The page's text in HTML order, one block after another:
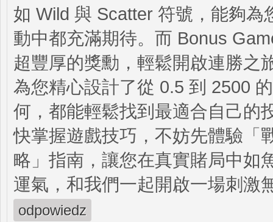
如 Wild 與 Scatter 符號，能夠
動中都充滿期待。而 Bonus
超豐厚的獎勳，輕鬆開啟連勝之
為您精心設計了從 0.5 到 2500
何，都能輕鬆找到最適合自己的
快掌握遊戲技巧，不妨先體驗「
略」指南，讓您在真實賭局中如
運氣，和我們一起開啟一場刺激
odpowiedz